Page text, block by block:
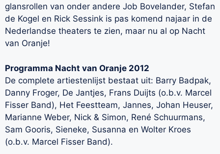
glansrollen van onder andere Job Bovelander, Stefan
de Kogel en Rick Sessink is pas komend najaar in de
Nederlandse theaters te zien, maar nu al op Nacht
van Oranje!
Programma Nacht van Oranje 2012
De complete artiestenlijst bestaat uit: Barry Badpak,
Danny Froger, De Jantjes, Frans Duijts (o.b.v. Marcel
Fisser Band), Het Feestteam, Jannes, Johan Heuser,
Marianne Weber, Nick & Simon, René Schuurmans,
Sam Gooris, Sieneke, Susanna en Wolter Kroes
(o.b.v. Marcel Fisser Band).